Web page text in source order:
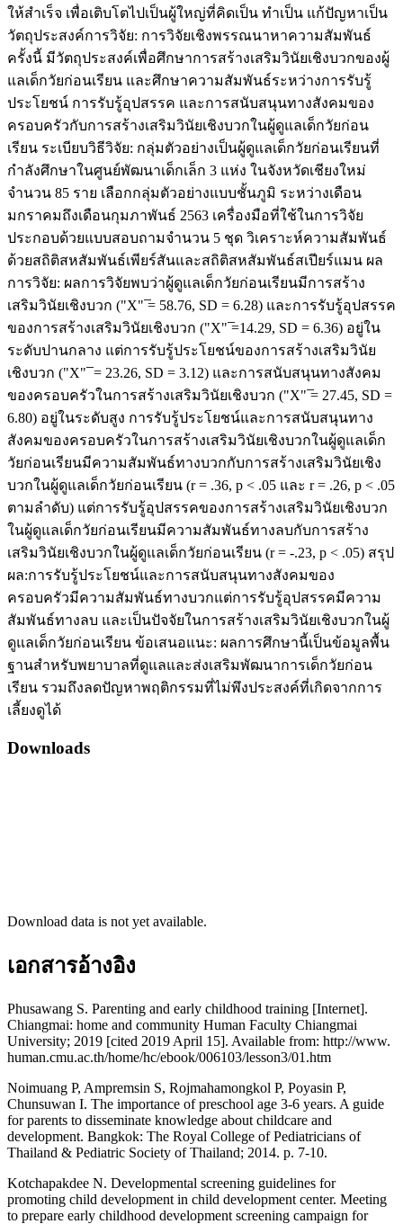
ให้สำเร็จ เพื่อเติบโตไปเป็นผู้ใหญ่ที่คิดเป็น ทำเป็น แก้ปัญหาเป็น
วัตถุประสงค์การวิจัย: การวิจัยเชิงพรรณนาหาความสัมพันธ์
ครั้งนี้ มีวัตถุประสงค์เพื่อศึกษาการสร้างเสริมวินัยเชิงบวกของผู้
แลเด็กวัยก่อนเรียน และศึกษาความสัมพันธ์ระหว่างการรับรู้
ประโยชน์ การรับรู้อุปสรรค และการสนับสนุนทางสังคมของ
ครอบครัวกับการสร้างเสริมวินัยเชิงบวกในผู้ดูแลเด็กวัยก่อน
เรียน ระเบียบวิธีวิจัย: กลุ่มตัวอย่างเป็นผู้ดูแลเด็กวัยก่อนเรียนที่
กำลังศึกษาในศูนย์พัฒนาเด็กเล็ก 3 แห่ง ในจังหวัดเชียงใหม่
จำนวน 85 ราย เลือกกลุ่มตัวอย่างแบบชั้นภูมิ ระหว่างเดือน
มกราคมถึงเดือนกุมภาพันธ์ 2563 เครื่องมือที่ใช้ในการวิจัย
ประกอบด้วยแบบสอบถามจำนวน 5 ชุด วิเคราะห์ความสัมพันธ์
ด้วยสถิติสหสัมพันธ์เพียร์สันและสถิติสหสัมพันธ์สเปียร์แมน ผล
การวิจัย: ผลการวิจัยพบว่าผู้ดูแลเด็กวัยก่อนเรียนมีการสร้าง
เสริมวินัยเชิงบวก ("X" ̅= 58.76, SD = 6.28) และการรับรู้อุปสรรค
ของการสร้างเสริมวินัยเชิงบวก ("X" ̅=14.29, SD = 6.36) อยู่ใน
ระดับปานกลาง แต่การรับรู้ประโยชน์ของการสร้างเสริมวินัย
เชิงบวก ("X" ̅ = 23.26, SD = 3.12) และการสนับสนุนทางสังคม
ของครอบครัวในการสร้างเสริมวินัยเชิงบวก ("X" ̅= 27.45, SD =
6.80) อยู่ในระดับสูง การรับรู้ประโยชน์และการสนับสนุนทาง
สังคมของครอบครัวในการสร้างเสริมวินัยเชิงบวกในผู้ดูแลเด็ก
วัยก่อนเรียนมีความสัมพันธ์ทางบวกกับการสร้างเสริมวินัยเชิง
บวกในผู้ดูแลเด็กวัยก่อนเรียน (r = .36, p < .05 และ r = .26, p < .05
ตามลำดับ) แต่การรับรู้อุปสรรคของการสร้างเสริมวินัยเชิงบวก
ในผู้ดูแลเด็กวัยก่อนเรียนมีความสัมพันธ์ทางลบกับการสร้าง
เสริมวินัยเชิงบวกในผู้ดูแลเด็กวัยก่อนเรียน (r = -.23, p < .05) สรุป
ผล:การรับรู้ประโยชน์และการสนับสนุนทางสังคมของ
ครอบครัวมีความสัมพันธ์ทางบวกแต่การรับรู้อุปสรรคมีความ
สัมพันธ์ทางลบ และเป็นปัจจัยในการสร้างเสริมวินัยเชิงบวกในผู้
ดูแลเด็กวัยก่อนเรียน ข้อเสนอแนะ: ผลการศึกษานี้เป็นข้อมูลพื้น
ฐานสำหรับพยาบาลที่ดูแลและส่งเสริมพัฒนาการเด็กวัยก่อน
เรียน รวมถึงลดปัญหาพฤติกรรมที่ไม่พึงประสงค์ที่เกิดจากการ
เลี้ยงดูได้
Downloads
Download data is not yet available.
เอกสารอ้างอิง
Phusawang S. Parenting and early childhood training [Internet].
Chiangmai: home and community Human Faculty Chiangmai
University; 2019 [cited 2019 April 15]. Available from: http://www.
human.cmu.ac.th/home/hc/ebook/006103/lesson3/01.htm
Noimuang P, Ampremsin S, Rojmahamongkol P, Poyasin P,
Chunsuwan I. The importance of preschool age 3-6 years. A guide
for parents to disseminate knowledge about childcare and
development. Bangkok: The Royal College of Pediatricians of
Thailand & Pediatric Society of Thailand; 2014. p. 7-10.
Kotchapakdee N. Developmental screening guidelines for
promoting child development in child development center. Meeting
to prepare early childhood development screening campaign for